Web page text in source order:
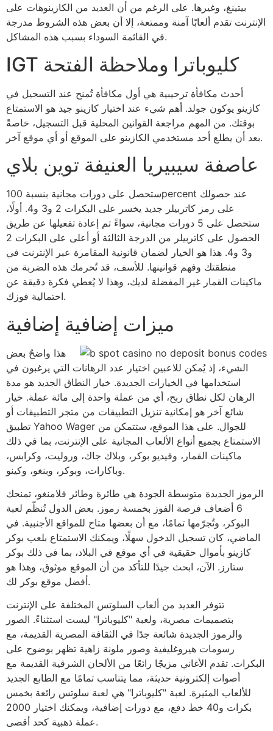
بيتينغ، وغيرها. على الرغم من أن العديد من الكازينوهات على
الإنترنت تقدم ألعابًا آمنة وممتعة، إلا أن بعض هذه الشروط مدرجة
في القائمة السوداء بسبب هذه المشاكل.
IGT كليوباترا وملاحظة الفتحة
أحدث مكافأة ترحيبية هي أول مكافأة تُمنح عند التسجيل في
كازينو يوكون جولد. أهم شيء عند اختيار كازينو جيد هو الاستمتاع
بوقتك. من المهم مراجعة القوانين المحلية قبل التسجيل، خاصةً
بعد أن يطلع أحد مستخدمي الكازينو على الموقع أو أي موقع آخر.
عاصفة سيبيريا العنيفة توين بلاي
ستحصل على دورات مجانية بنسبة 100percent عند حصولك
على رمز كاتربيلر جديد يخسر على البكرات 2 و3 و4. أولًا،
ستحصل على 5 دورات مجانية، سواءً تم إعادة تفعيلها عن طريق
الحصول على كاتربيلر من الدرجة الثالثة أو أعلى على البكرات 2
و3 و4. هذا هو الخيار لضمان قانونية المقامرة عبر الإنترنت في
منطقتك وفهم قوانينها. للأسف، قد تُحرمك هذه الضربة من
ماكينات القمار غير المفضلة لديك، وهذا لا يُعطي فكرة دقيقة عن
احتمالية فوزك.
ميزات إضافية إضافية
هذا واضحٌ بعض
الشيء، إذ يُمكن للاعبين اختيار عدد الرهانات التي يرغبون في
استخدامها في الخيارات الجديدة. خيار النطاق الجديد هو مدة
الرهان لكل نطاق ربح، أي من عملة واحدة إلى مائة عملة. خيار
شائع آخر هو إمكانية تنزيل التطبيقات من متجر التطبيقات أو
تطبيق Yahoo Wager للجوال. على هذا الموقع، ستتمكن من
الاستمتاع بجميع أنواع الألعاب المجانية على الإنترنت، بما في ذلك
ماكينات القمار، وفيديو بوكر، وبلاك جاك، وروليت، وكرابس،
وباكارات، وبوكر، وبنغو، وكينو.
الرموز الجديدة متوسطة الجودة هي طائرة وطائر فلامنغو، تمنحك
6 أضعاف فرصة الفوز بخمسة رموز. بعض الدول تُنظّم لعبة
البوكر، وتُجرّمها تمامًا، مع أن بعضها متاح للمواقع الأجنبية. في
الماضي، كان تسجيل الدخول سهلًا، ويمكنك الاستمتاع بلعب بوكر
كازينو بأموال حقيقية في أي موقع في البلاد، بما في ذلك بوكر
ستارز. الآن، ابحث جيدًا للتأكد من أن الموقع موثوق، وهذا هو
أفضل موقع بوكر لك.
تتوفر العديد من ألعاب السلوتس المختلفة على الإنترنت
بتصميمات مصرية، ولعبة "كليوباترا" ليست استثناءً. الصور
والرموز الجديدة شائعة جدًا في الثقافة المصرية القديمة، مع
رسومات هيروغليفية وصور ملونة زاهية تظهر بوضوح على
البكرات. تقدم الأغاني مزيجًا رائعًا من الألحان الشرقية القديمة مع
أصوات إلكترونية حديثة، مما يتناسب تمامًا مع الطابع الجديد
للألعاب المثيرة. لعبة "كليوباترا" هي لعبة سلوتس رائعة بخمس
بكرات و40 خط دفع، مع دورات إضافية، ويمكنك اختيار 2000
عملة ذهبية كحد أقصى.